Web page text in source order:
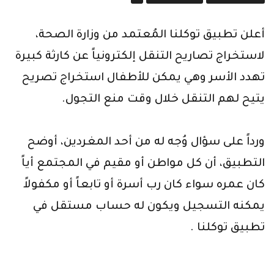
أعلن تطبيق توكلنا المُعتمد من وزارة الصحة،
لاستخراج تصاريح التنقل إلكترونياً عن كارثة كبيرة
تهدد الأسر وهي يمكن للأطفال استخراج تصريح
يتيح لهم التنقل خلال وقت منع التجول.
ورداً على سؤال وُجه له من أحد المغردين، أوضح
التطبيق، أن كل مواطن أو مقيم في المجتمع أياً
كان عمره سواء كان رب أسرة أو تابعاً أو مكفولاً
يمكنه التسجيل ويكون له حساب مستقل في
تطبيق توكلنا .